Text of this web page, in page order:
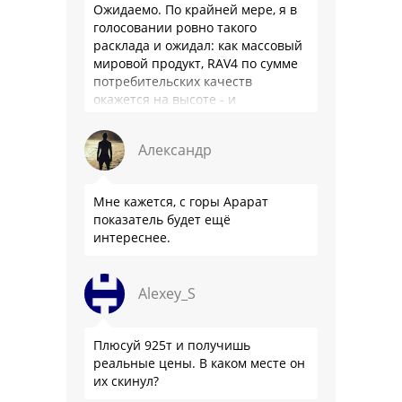
Ожидаемо. По крайней мере, я в
голосовании ровно такого
расклада и ожидал: как массовый
мировой продукт, RAV4 по сумме
потребительских качеств
окажется на высоте - и
такое слово …
Александр
Мне кажется, с горы Арарат
показатель будет ещё
интереснее.
Alexey_S
Плюсуй 925т и получишь
реальные цены. В каком месте он
их скинул?